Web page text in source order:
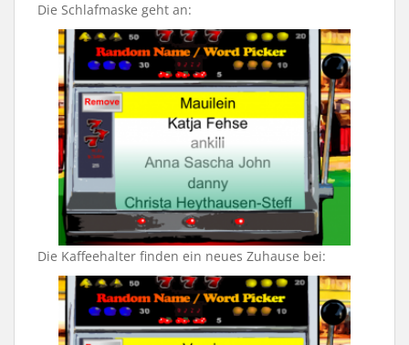
Die Schlafmaske geht an:
Die Kaffeehalter finden ein neues Zuhause bei: